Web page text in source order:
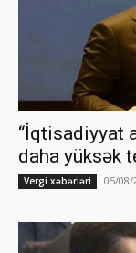
“İqtisadiyyat
daha yüksək
Vergi xəbərləri 05/08/